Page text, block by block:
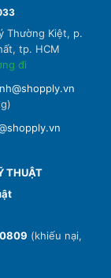
Thường Kiệt, p.
tp. HCM
đi
THUẬT
(khiếu nại,